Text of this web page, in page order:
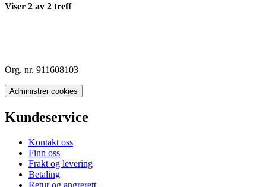
Viser 2 av 2 treff
Org. nr. 911608103
Administrer cookies
Kundeservice
Kontakt oss
Finn oss
Frakt og levering
Betaling
Retur og angrerett